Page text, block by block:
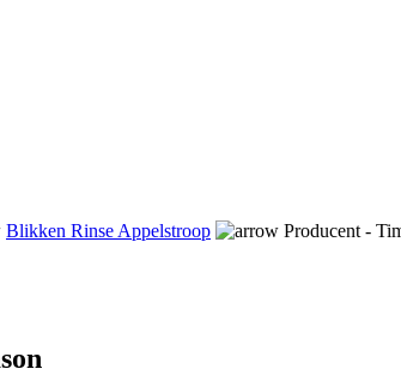
Blikken Rinse Appelstroop Producent -